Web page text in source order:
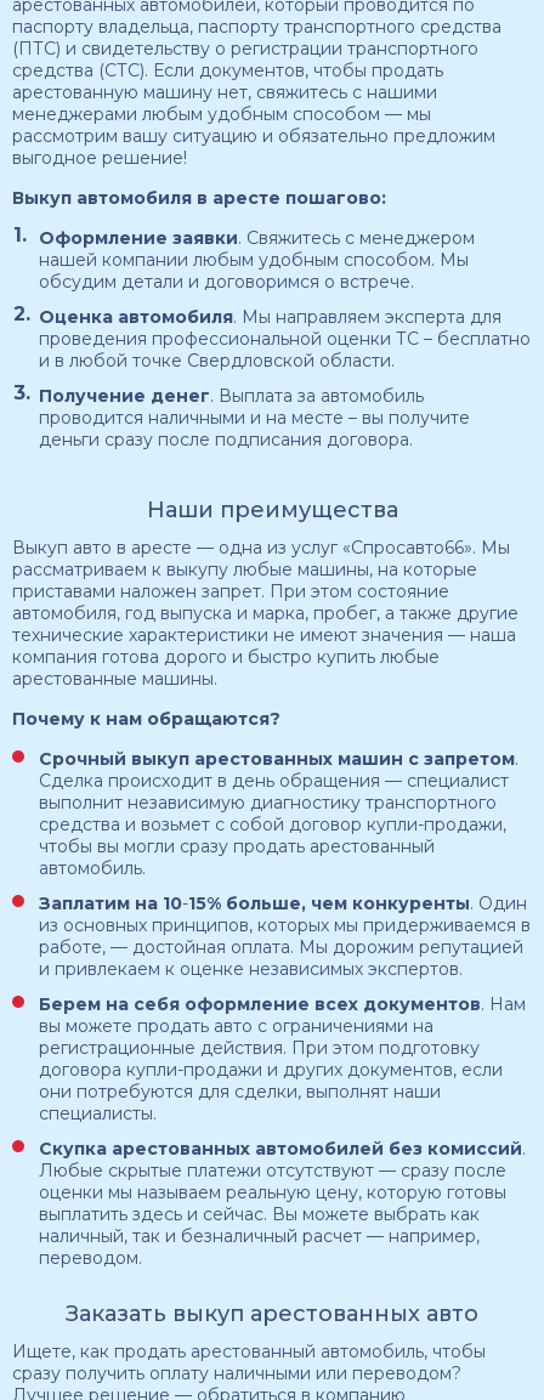
арестованных автомобилей, который проводится по
паспорту владельца, паспорту транспортного средства
(ПТС) и свидетельству о регистрации транспортного
средства (СТС). Если документов, чтобы продать
арестованную машину нет, свяжитесь с нашими
менеджерами любым удобным способом — мы
рассмотрим вашу ситуацию и обязательно предложим
выгодное решение!
Выкуп автомобиля в аресте пошагово:
Оформление заявки. Свяжитесь с менеджером
нашей компании любым удобным способом. Мы
обсудим детали и договоримся о встрече.
Оценка автомобиля. Мы направляем эксперта для
проведения профессиональной оценки ТС – бесплатно
и в любой точке Свердловской области.
Получение денег. Выплата за автомобиль
проводится наличными и на месте – вы получите
деньги сразу после подписания договора.
Наши преимущества
Выкуп авто в аресте — одна из услуг «Спросавто66». Мы
рассматриваем к выкупу любые машины, на которые
приставами наложен запрет. При этом состояние
автомобиля, год выпуска и марка, пробег, а также другие
технические характеристики не имеют значения — наша
компания готова дорого и быстро купить любые
арестованные машины.
Почему к нам обращаются?
Срочный выкуп арестованных машин с запретом.
Сделка происходит в день обращения — специалист
выполнит независимую диагностику транспортного
средства и возьмет с собой договор купли-продажи,
чтобы вы могли сразу продать арестованный
автомобиль.
Заплатим на 10-15% больше, чем конкуренты. Один
из основных принципов, которых мы придерживаемся в
работе, — достойная оплата. Мы дорожим репутацией
и привлекаем к оценке независимых экспертов.
Берем на себя оформление всех документов. Нам
вы можете продать авто с ограничениями на
регистрационные действия. При этом подготовку
договора купли-продажи и других документов, если
они потребуются для сделки, выполнят наши
специалисты.
Скупка арестованных автомобилей без комиссий.
Любые скрытые платежи отсутствуют — сразу после
оценки мы называем реальную цену, которую готовы
выплатить здесь и сейчас. Вы можете выбрать как
наличный, так и безналичный расчет — например,
переводом.
Заказать выкуп арестованных авто
Ищете, как продать арестованный автомобиль, чтобы
сразу получить оплату наличными или переводом?
Лучшее решение — обратиться в компанию